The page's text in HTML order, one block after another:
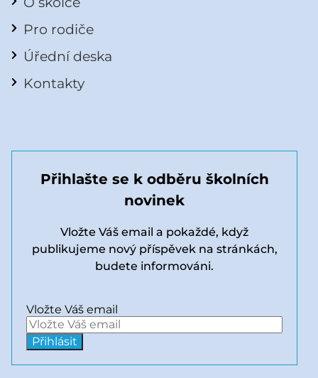
Pro rodiče
Úřední deska
Kontakty
Přihlašte se k odběru školních
novinek
Vložte Váš email a pokaždé, když
publikujeme nový příspěvek na stránkách,
budete informováni.
Vložte Váš email